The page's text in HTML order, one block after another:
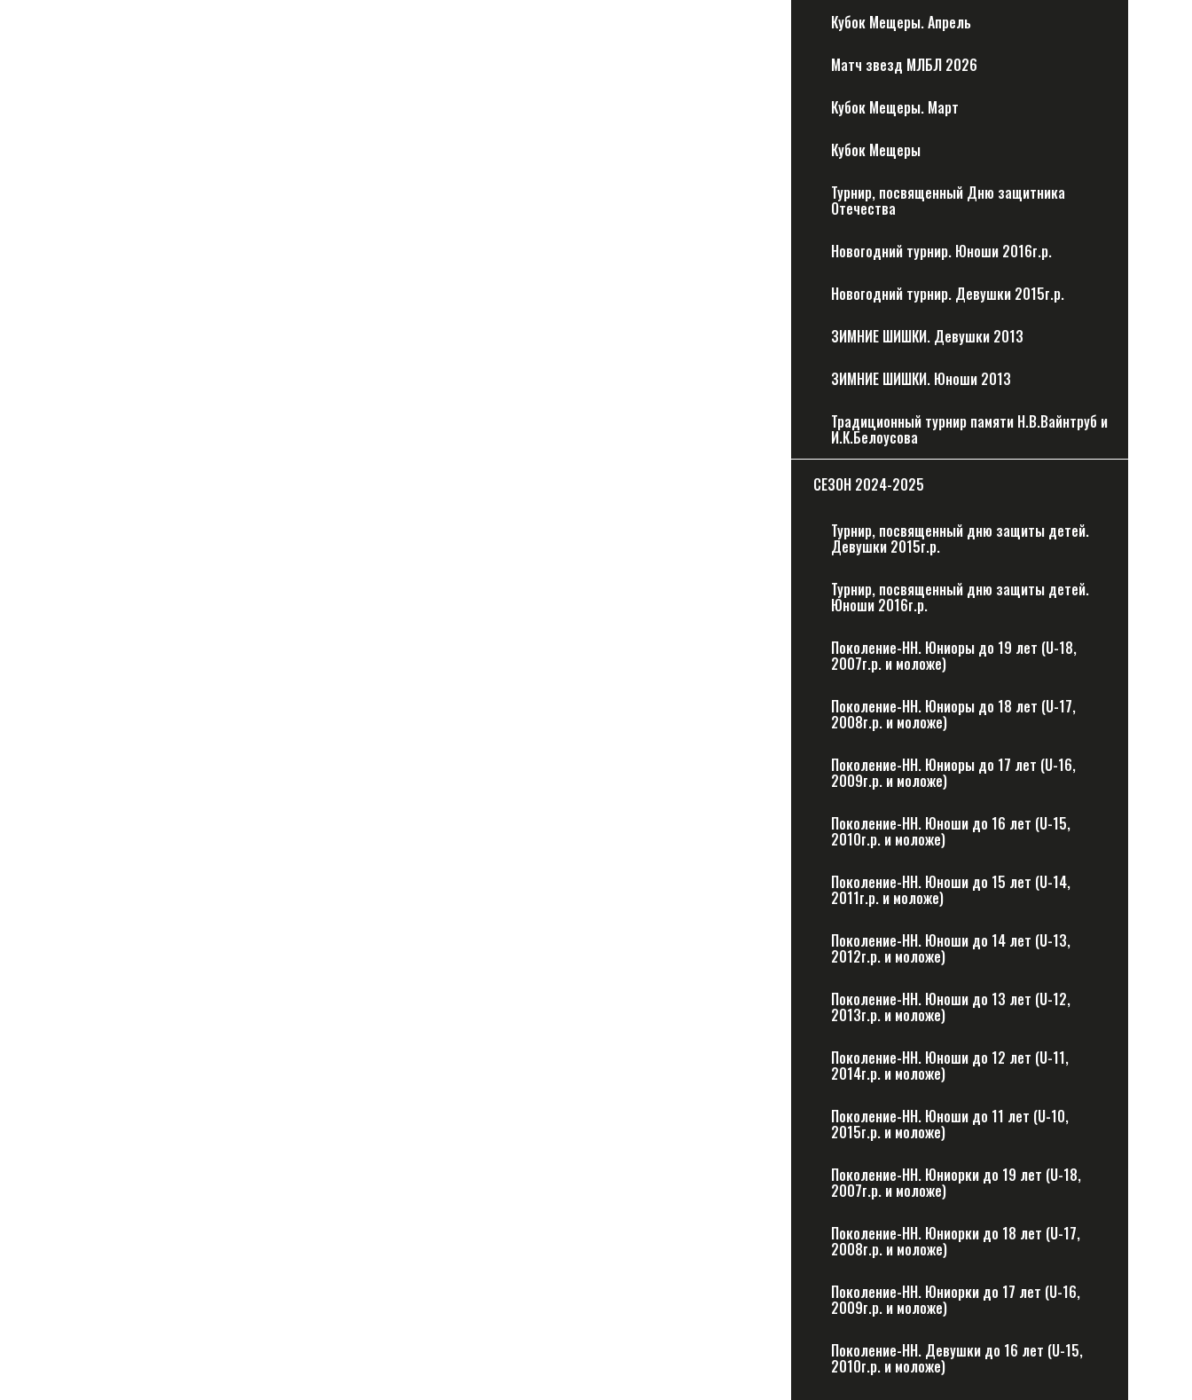
Кубок Мещеры. Апрель
Матч звезд МЛБЛ 2026
Кубок Мещеры. Март
Кубок Мещеры
Турнир, посвященный Дню защитника
Отечества
Новогодний турнир. Юноши 2016г.р.
Новогодний турнир. Девушки 2015г.р.
ЗИМНИЕ ШИШКИ. Девушки 2013
ЗИМНИЕ ШИШКИ. Юноши 2013
Традиционный турнир памяти Н.В.Вайнтруб и
И.К.Белоусова
CЕЗОН 2024-2025
Турнир, посвященный дню защиты детей.
Девушки 2015г.р.
Турнир, посвященный дню защиты детей.
Юноши 2016г.р.
Поколение-НН. Юниоры до 19 лет (U-18,
2007г.р. и моложе)
Поколение-НН. Юниоры до 18 лет (U-17,
2008г.р. и моложе)
Поколение-НН. Юниоры до 17 лет (U-16,
2009г.р. и моложе)
Поколение-НН. Юноши до 16 лет (U-15,
2010г.р. и моложе)
Поколение-НН. Юноши до 15 лет (U-14,
2011г.р. и моложе)
Поколение-НН. Юноши до 14 лет (U-13,
2012г.р. и моложе)
Поколение-НН. Юноши до 13 лет (U-12,
2013г.р. и моложе)
Поколение-НН. Юноши до 12 лет (U-11,
2014г.р. и моложе)
Поколение-НН. Юноши до 11 лет (U-10,
2015г.р. и моложе)
Поколение-НН. Юниорки до 19 лет (U-18,
2007г.р. и моложе)
Поколение-НН. Юниорки до 18 лет (U-17,
2008г.р. и моложе)
Поколение-НН. Юниорки до 17 лет (U-16,
2009г.р. и моложе)
Поколение-НН. Девушки до 16 лет (U-15,
2010г.р. и моложе)